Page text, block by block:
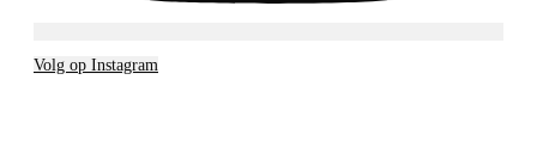
Volg op Instagram